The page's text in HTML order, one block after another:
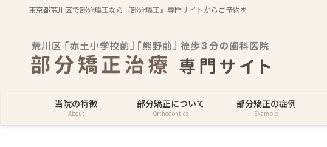
東京都荒川区で部分矯正なら『部分矯正』専門サイトからご予約を
当院の特徴
About
部分矯正について
Orthodontics
部分矯正の症例
Example